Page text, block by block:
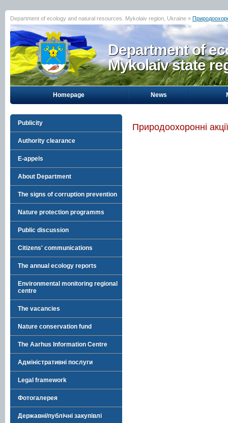
Department of ecology and natural resources. Mykolaiv region, Ukraine »
Department of
Mykolaiv state
Homepage News
Publicity
Authority clearance
E-appels
About Department
The signs of corruption prevention
Nature protection programms
Public discussion
Citizens' communications
The annual ecology reports
Environmental monitoring regional
centre
The vacancies
Nature conservation fund
The Aarhus Information Centre
Адміністративні послуги
Legal framework
Фотогалерея
Державні/публічні закупівлі
Природоохоронні акції